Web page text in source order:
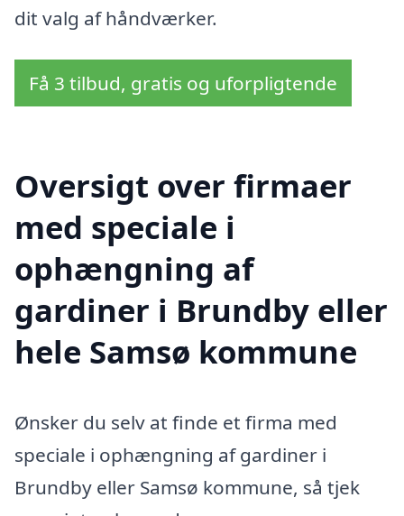
dit valg af håndværker.
Få 3 tilbud, gratis og uforpligtende
Oversigt over firmaer
med speciale i
ophængning af
gardiner i Brundby eller
hele Samsø kommune
Ønsker du selv at finde et firma med
speciale i ophængning af gardiner i
Brundby eller Samsø kommune, så tjek